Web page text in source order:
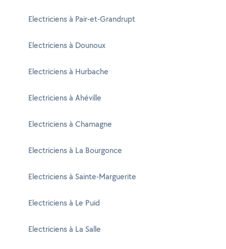
Electriciens à Pair-et-Grandrupt
Electriciens à Dounoux
Electriciens à Hurbache
Electriciens à Ahéville
Electriciens à Chamagne
Electriciens à La Bourgonce
Electriciens à Sainte-Marguerite
Electriciens à Le Puid
Electriciens à La Salle